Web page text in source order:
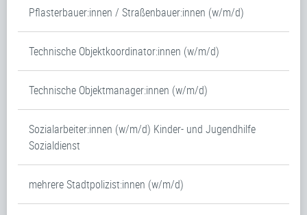
Pflasterbauer:innen / Straßenbauer:innen (w/m/d)
Technische Objektkoordinator:innen (w/m/d)
Technische Objektmanager:innen (w/m/d)
Sozialarbeiter:innen (w/m/d) Kinder- und Jugendhilfe
Sozialdienst
mehrere Stadtpolizist:innen (w/m/d)